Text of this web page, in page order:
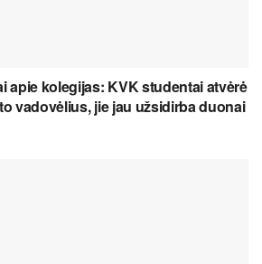
apie kolegijas: KVK studentai atvėrė
vadovėlius, jie jau užsidirba duonai